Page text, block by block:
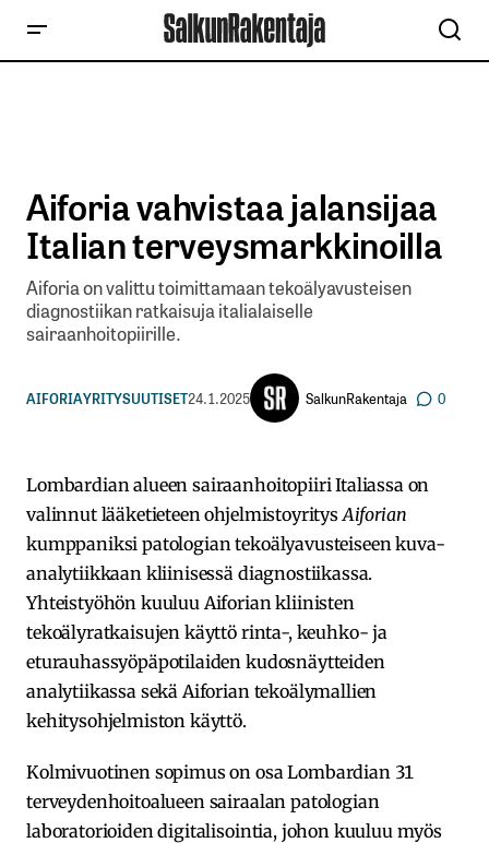
Aiforia vahvistaa jalansijaa
Italian terveysmarkkinoilla
Aiforia on valittu toimittamaan tekoälyavusteisen
diagnostiikan ratkaisuja italialaiselle
sairaanhoitopiirille.
AIFORIAYRITYSUUTISET24.1.2025 SalkunRakentaja 0
Lombardian alueen sairaanhoitopiiri Italiassa on
valinnut lääketieteen ohjelmistoyritys Aiforian
kumppaniksi patologian tekoälyavusteiseen kuva-
analytiikkaan kliinisessä diagnostiikassa.
Yhteistyöhön kuuluu Aiforian kliinisten
tekoälyratkaisujen käyttö rinta-, keuhko- ja
eturauhassyöpäpotilaiden kudosnäytteiden
analytiikassa sekä Aiforian tekoälymallien
kehitysohjelmiston käyttö.
Kolmivuotinen sopimus on osa Lombardian 31
terveydenhoitoalueen sairaalan patologian
laboratorioiden digitalisointia, johon kuuluu myös